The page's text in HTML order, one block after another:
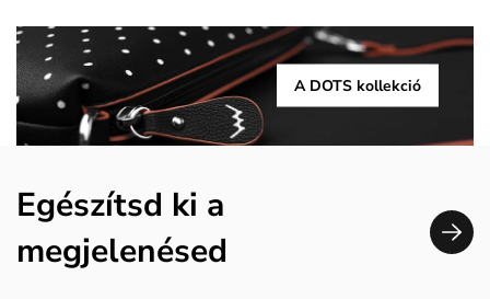
A DOTS kollekció
Egészítsd ki a
megjelenésed